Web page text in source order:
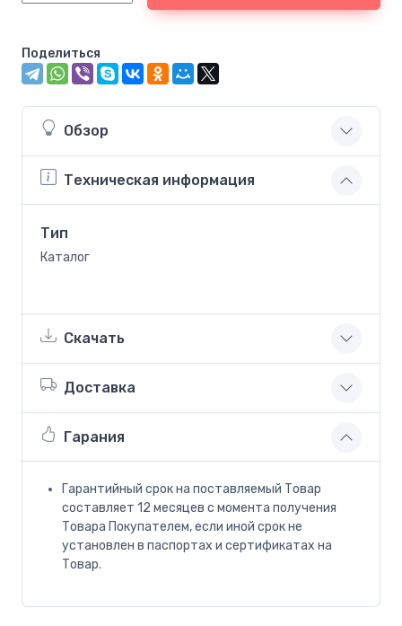
Поделиться
Обзор
Техническая информация
Тип
Каталог
Скачать
Доставка
Гарания
Гарантийный срок на поставляемый Товар
составляет 12 месяцев с момента получения
Товара Покупателем, если иной срок не
установлен в паспортах и сертификатах на
Товар.